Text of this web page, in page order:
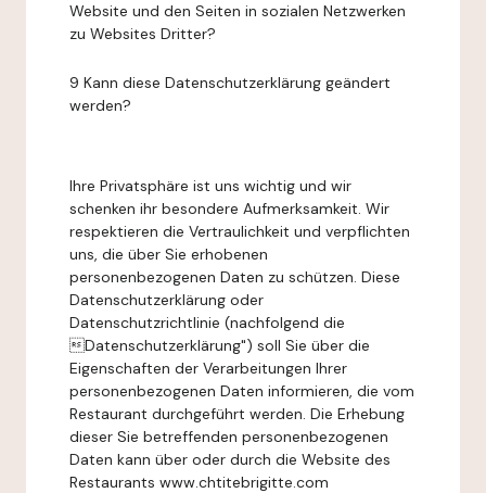
Website und den Seiten in sozialen Netzwerken
zu Websites Dritter?
9 Kann diese Datenschutzerklärung geändert
werden?
Ihre Privatsphäre ist uns wichtig und wir
schenken ihr besondere Aufmerksamkeit. Wir
respektieren die Vertraulichkeit und verpflichten
uns, die über Sie erhobenen
personenbezogenen Daten zu schützen. Diese
Datenschutzerklärung oder
Datenschutzrichtlinie (nachfolgend die
Datenschutzerklärung") soll Sie über die
Eigenschaften der Verarbeitungen Ihrer
personenbezogenen Daten informieren, die vom
Restaurant durchgeführt werden. Die Erhebung
dieser Sie betreffenden personenbezogenen
Daten kann über oder durch die Website des
Restaurants www.chtitebrigitte.com